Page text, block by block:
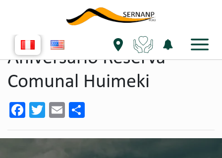
single evento
Aniversario Reserva
Comunal Huimeki
Facebook
TwitterEmail